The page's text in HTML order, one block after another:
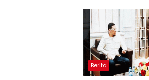
Berita